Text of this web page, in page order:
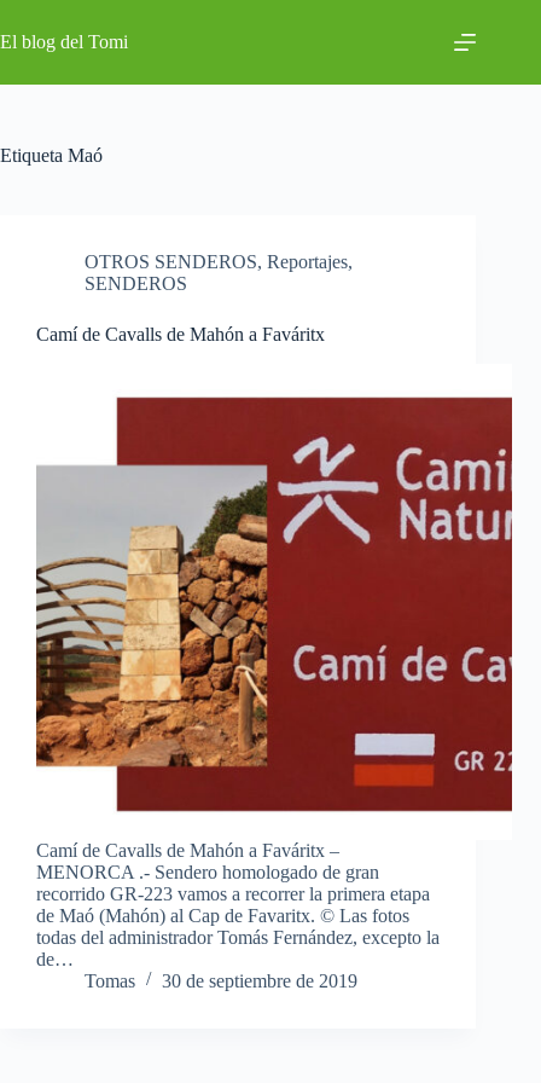
al
contenido
El blog del Tomi
Etiqueta Maó
OTROS SENDEROS, Reportajes,
SENDEROS
Camí de Cavalls de Mahón a Faváritx
Camí de Cavalls de Mahón a Faváritx –
MENORCA .- Sendero homologado de gran
recorrido GR-223 vamos a recorrer la primera etapa
de Maó (Mahón) al Cap de Favaritx. © Las fotos
todas del administrador Tomás Fernández, excepto la
de…
Tomas
30 de septiembre de 2019